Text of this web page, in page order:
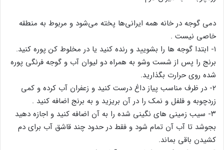
دمی گوجه در خانه همه ایرانی‌ها پخته می‌شود و مربوط به منطقه
خاصی نیست .
۱- ابتدا گوجه ها را بشویید و رنده کنید یا در مخلوط کن پوره کنید.
برنج را پس از شست وشو به همراه دو لیوان آب و گوجه فرنگی پوره
شده روی حرارت بگذارید.
۲- در ظرف مناسب پیاز داغ درست کنید و زعفران آب کرده و کمی
زردچوبه و فلفل و نمک را در آن بریزید و به برنج اضافه کنید .
۳- سیب زمینی های نگینی شده را به آن اضافه کنید و اجازه دهید
بجوشد تا آب آن تمام شود و فقط در حدود چند قاشق آب برای دم
کشیدن باقی بماند.